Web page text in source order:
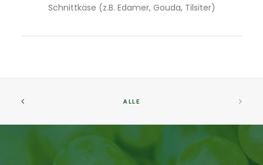
Schnittkäse (z.B. Edamer, Gouda, Tilsiter)
ALLE